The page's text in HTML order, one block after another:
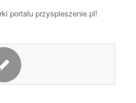
portalu przyspieszenie.pl!